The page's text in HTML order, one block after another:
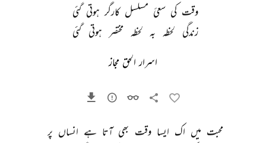
وقت کی سعیٔ مسلسل کارگر ہوتی گئی
زندگی لحظہ بہ لحظہ مختصر ہوتی گئی
اسرار الحق مجاز
محبت میں اک ایسا وقت بھی آتا ہے انساں پر